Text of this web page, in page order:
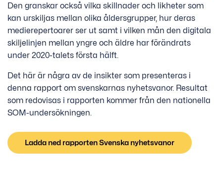
Den granskar också vilka skillnader och likheter som
kan urskiljas mellan olika åldersgrupper, hur deras
medierepertoarer ser ut samt i vilken mån den digitala
skiljelinjen mellan yngre och äldre har förändrats
under 2020-talets första hälft.
Det här är några av de insikter som presenteras i
denna rapport om svenskarnas nyhetsvanor. Resultat
som redovisas i rapporten kommer från den nationella
SOM-undersökningen.
Ladda ned rapporten Svenska nyhetsvanor